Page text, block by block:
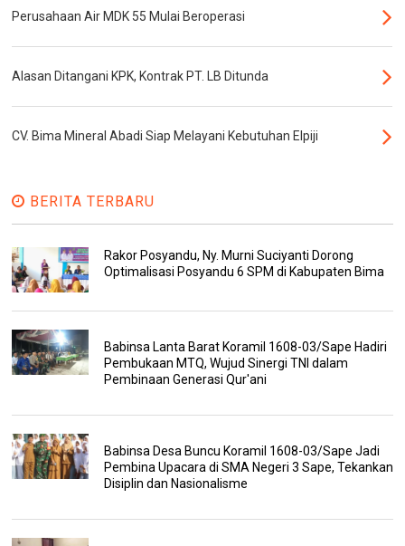
Perusahaan Air MDK 55 Mulai Beroperasi
Alasan Ditangani KPK, Kontrak PT. LB Ditunda
CV. Bima Mineral Abadi Siap Melayani Kebutuhan Elpiji
BERITA TERBARU
Rakor Posyandu, Ny. Murni Suciyanti Dorong
Optimalisasi Posyandu 6 SPM di Kabupaten Bima
Babinsa Lanta Barat Koramil 1608-03/Sape Hadiri
Pembukaan MTQ, Wujud Sinergi TNI dalam
Pembinaan Generasi Qur'ani
Babinsa Desa Buncu Koramil 1608-03/Sape Jadi
Pembina Upacara di SMA Negeri 3 Sape, Tekankan
Disiplin dan Nasionalisme